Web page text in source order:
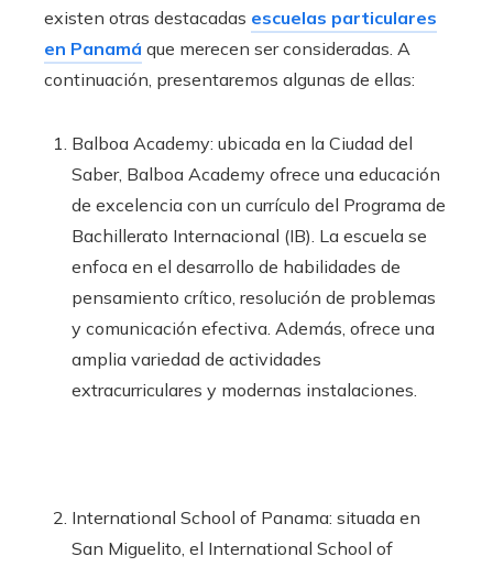
existen otras destacadas escuelas particulares
en Panamá que merecen ser consideradas. A
continuación, presentaremos algunas de ellas:
Balboa Academy: ubicada en la Ciudad del
Saber, Balboa Academy ofrece una educación
de excelencia con un currículo del Programa de
Bachillerato Internacional (IB). La escuela se
enfoca en el desarrollo de habilidades de
pensamiento crítico, resolución de problemas
y comunicación efectiva. Además, ofrece una
amplia variedad de actividades
extracurriculares y modernas instalaciones.
International School of Panama: situada en
San Miguelito, el International School of